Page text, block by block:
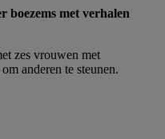
boezems met verhalen
zes vrouwen met
anderen te steunen.